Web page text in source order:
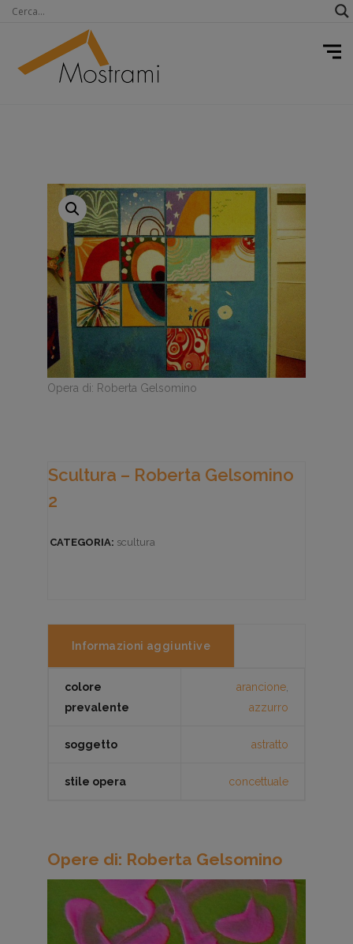
Opera di: Roberta Gelsomino
Scultura – Roberta Gelsomino
2
CATEGORIA: scultura
Informazioni aggiuntive
colore
prevalente
arancione,
azzurro
soggetto astratto
stile opera concettuale
Opere di: Roberta Gelsomino